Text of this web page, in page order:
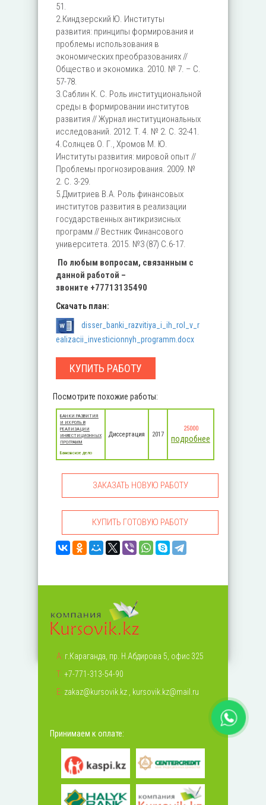
51.
2.Киндзерский Ю. Институты
развития: принципы формирования и
проблемы использования в
экономических преобразованиях //
Общество и экономика. 2010. № 7. – C.
57-78.
3.Саблин К. С. Роль институциональной
среды в формировании институтов
развития // Журнал институциональных
исследований. 2012. Т. 4. № 2. С. 32-41.
4.Солнцев О. Г., Хромов М. Ю.
Институты развития: мировой опыт //
Проблемы прогнозирования. 2009. №
2. С. 3-29.
5.Дмитриев В.А. Роль финансовых
институтов развития в реализации
государственных антикризисных
программ // Вестник Финансового
университета. 2015. №3 (87) С.6-17.
По любым вопросам, связанным с
данной работой –
звоните +77713135490
Скачать план:
disser_banki_razvitiya_i_ih_rol_v_r
ealizacii_investicionnyh_programm.docx
КУПИТЬ РАБОТУ
Посмотрите похожие работы:
БАНКИ РАЗВИТИЯ
И ИХ РОЛЬ В
РЕАЛИЗАЦИИ
ИНВЕСТИЦИОННЫХ
ПРОГРАММ
Банковское дело
Диссертация 2017
25000
подробнее
ЗАКАЗАТЬ НОВУЮ РАБОТУ
КУПИТЬ ГОТОВУЮ РАБОТУ
А: г.Караганда, пр. Н.Абдирова 5, офис 325
Т: +7-771-313-54-90
Е: zakaz@kursovik.kz kursovik.kz@mail.ru
Принимаем к оплате: